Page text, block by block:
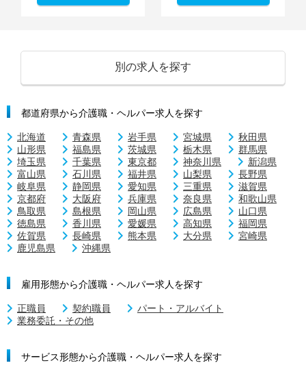
別の求人を探す
都道府県から介護職・ヘルパー求人を探す
北海道 青森県 岩手県 宮城県
秋田県
山形県
福島県 茨城県 栃木県
群馬県
埼玉県
千葉県 東京都 神奈川県
新潟県
富山県
石川県 福井県 山梨県
長野県
岐阜県
静岡県 愛知県 三重県
滋賀県
京都府
大阪府 兵庫県 奈良県
和歌山県
鳥取県
島根県 岡山県 広島県
山口県
徳島県
香川県 愛媛県 高知県
福岡県
佐賀県
長崎県 熊本県 大分県
宮崎県
鹿児島県
沖縄県
雇用形態から介護職・ヘルパー求人を探す
正職員 契約職員
パート・アルバイト
業務委託・その他
サービス形態から介護職・ヘルパー求人を探す